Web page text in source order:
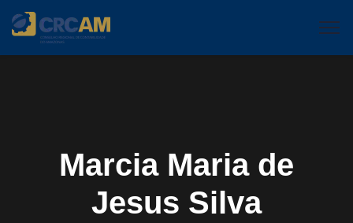
Marcia Maria de
Jesus Silva